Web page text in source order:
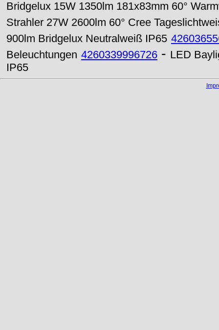
Bridgelux 15W 1350lm 181x83mm 60°
Strahler 27W 2600lm 60° Cree
900lm Bridgelux Neutralweiß IP65
Beleuchtungen 4260339996726 - LED
IP65